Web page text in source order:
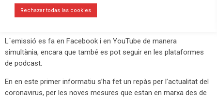
Dissabte 9 de gener de 2021. S´ha emés el primer espai de La
L´emissió es fa en Facebook i en YouTube de manera
simultània, encara que també es pot seguir en les plataformes
de podcast.
En en este primer informatiu s’ha fet un repàs per l’actualitat del
coronavirus, per les noves mesures que estan en marxa des de
Rechazar todas las cookies